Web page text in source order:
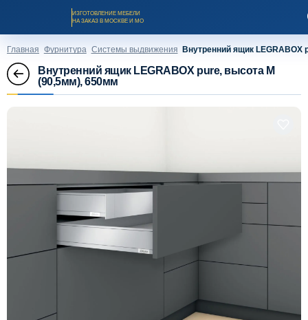
ИЗГОТОВЛЕНИЕ МЕБЕЛИ
НА ЗАКАЗ В МОСКВЕ И МО
О компании
Оплата и доставка
Главная Фурнитура Системы выдвижения Внутренний ящик
Внутренний ящик LEGRABOX pure, высота М
(90,5мм), 650мм